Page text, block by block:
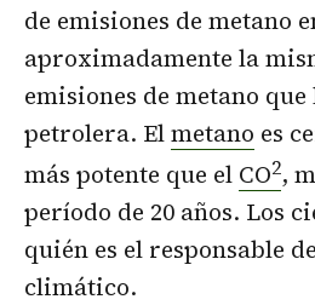
de emisiones de metano
aproximadamente la
emisiones de metano
petrolera. Elmetano es
más potente que el CO2,
período de 20 años. Los
quién es el responsable
climático.